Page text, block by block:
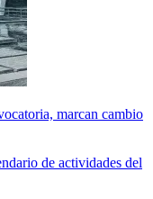
marcan cambio
de actividades del